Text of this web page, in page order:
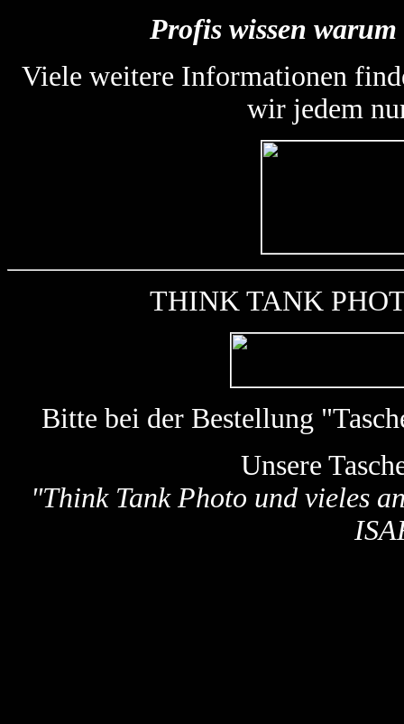
Profis wissen
Viele weitere Informationen
wir jedem
THINK TANK
Bitte bei der Bestellung
Unsere
"Think Tank Photo und vieles